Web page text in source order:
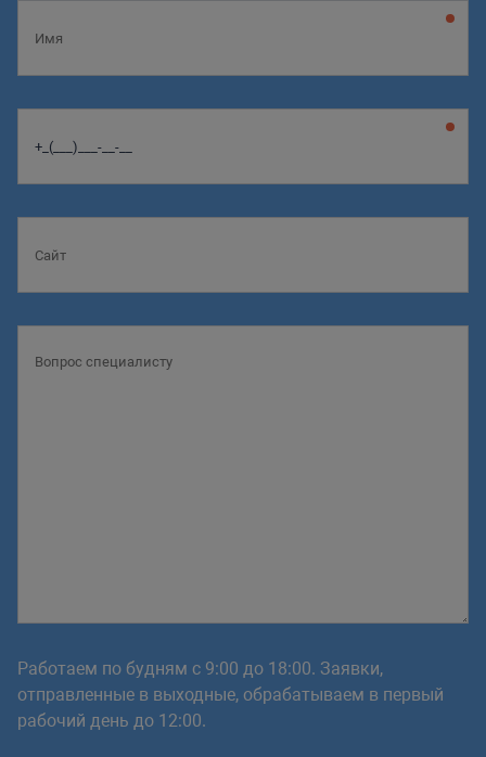
Работаем по будням с 9:00 до 18:00. Заявки,
отправленные в выходные, обрабатываем в первый
рабочий день до 12:00.